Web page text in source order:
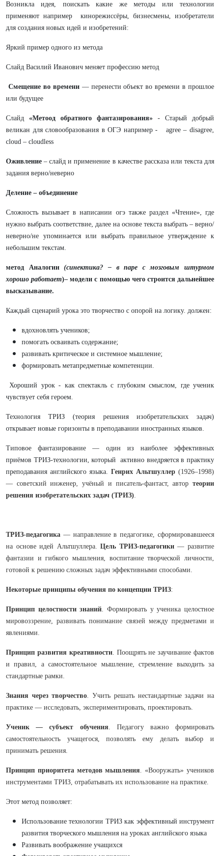
Возникла идея, поискать какие же методы или технологии
применяют например кинорежиссёры, бизнесмены, изобретатели
для создания новых идей и изобретений:
Яркий пример одного из метода
Слайд Василий Иванович меняет профессию метод
Смещение во времени— перенести объект во времени в прошлое
или будущее
Слайд «Метоод обратного фантазирования» - Старый добрый
великан для словообразования в ОГЭ например - agree – disagree,
cloud – cloudless
Оживление– слайд и применение в качестве рассказа или текста для
задания верно/неверно
Деление – объединение
Сложность вызывает в написании огэ также раздел «Чтение», где
нужно выбрать соответствие, далее на основе текста выбрать – верно/
неверно/не упоминается или выбрать правильное утверждение к
небольшим текстам.
метод Аналогии(синектика? – в паре с мозговым штурмом
хорошо работает)– модели с помощью чего строится дальнейшее
высказывание.
Каждый сценарий урока это творчество с опорой на логику. должен:
вдохновлять учеников;
помогать осваивать содержание;
развивать критическое и системное мышление;
формировать метапредметные компетенции.
Хороший урок - как спектакль с глубоким смыслом, где ученик
чувствует себя героем.
Технология ТРИЗ (теория решения изобретательских задач)
открывает новые горизонты в преподавании иностранных языков.
Типовое фантазирование — один из наиболее эффективных
приёмов ТРИЗ-технологии, который активно внедряется в практику
преподавания английского языка. Генрих Альтшуллер (1926–1998)
— советский инженер, учёный и писатель-фантаст, автор теории
решения изобретательских задач (ТРИЗ).
ТРИЗ-педагогика — направление в педагогике, сформировавшееся
на основе идей Альтшуллера.Цель ТРИЗ-педагогики— развитие
фантазии и гибкого мышления, воспитание творческой личности,
готовой к решению сложных задач эффективными способами.
Некоторые принципы обучения по концепции ТРИЗ:
Принцип целостности знаний. Формировать у ученика целостное
мировоззрение, развивать понимание связей между предметами и
явлениями.
Принцип развития креативности. Поощрять не заучивание фактов
и правил, а самостоятельное мышление, стремление выходить за
стандартные рамки.
Знания через творчество. Учить решать нестандартные задачи на
практике — исследовать, экспериментировать, проектировать.
Ученик — субъект обучения. Педагогу важно формировать
самостоятельность учащегося, позволять ему делать выбор и
принимать решения.
Принцип приоритета методов мышления. «Вооружать» учеников
инструментами ТРИЗ, отрабатывать их использование на практике.
Этот метод позволяет:
Использование технологии ТРИЗ как эффективный инструмент
развития творческого мышления на уроках английского языка
Развивать воображение учащихся